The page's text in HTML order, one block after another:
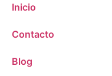
Inicio
Contacto
Blog